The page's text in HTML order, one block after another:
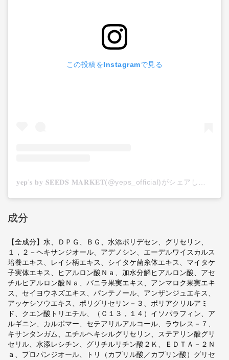
この投稿をInstagramで見る
𝐲𝐞𝐩'𝐬 𝐛𝐲 𝐒𝐄𝐄𝐃𝐒 𝐌𝐀𝐑𝐊𝐄𝐓(@yeps_official)がシェアした投稿
成分
【全成分】水、ＤＰＧ、ＢＧ、水添ポリデセン、グリセリン、
１，２－ヘキサンジオール、アデノシン、エーデルワイスカルス
培養エキス、レイシ柄エキス、シイタケ菌糸体エキス、マイタケ
子実体エキス、ヒアルロン酸Ｎａ、加水分解ヒアルロン酸、アセ
チルヒアルロン酸Ｎａ、バニラ果実エキス、アンマロク果実エキ
ス、セイヨウネズエキス、パンテノール、アンザンジュエキス、
アッケシソウエキス、ポリグリセリン－３、ポリアクリルアミ
ド、クエン酸トリエチル、（Ｃ１３，１４）イソパラフィン、ア
ルギニン、カルボマー、セテアリルアルコール、ラウレス－７、
キサンタンガム、エチルヘキシルグリセリン、ステアリン酸グリ
セリル、水添レシチン、グリチルリチン酸２Ｋ、ＥＤＴＡ－２Ｎ
ａ、プロパンジオール、トリ（カプリル酸／カプリン酸）グリセ